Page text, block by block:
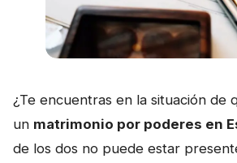
¿Te encuentras en la situación de
un matrimonio por poderes en
de los dos no puede estar